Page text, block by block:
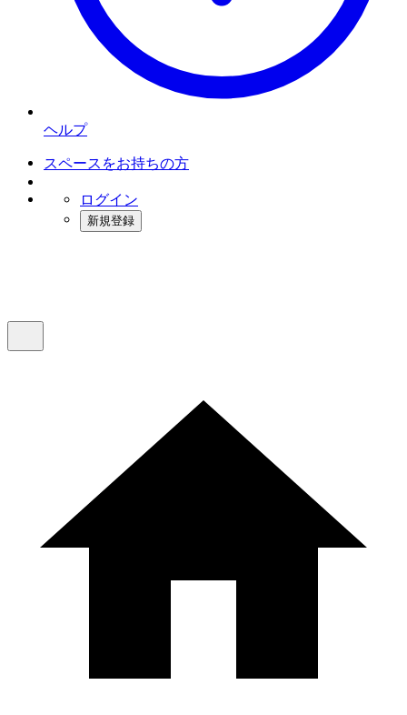
ヘルプ
スペースをお持ちの方
ログイン
新規登録